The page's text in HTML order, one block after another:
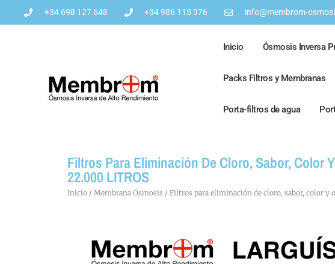
+34 698 127 648 +34 986 115 376 info@membrom-
Inicio Ósmosis Inversa
Packs Filtros y Membranas
Porta-filtros de agua
Filtros Para Eliminación De Cloro, Sabor, Color
22.000 LITROS
Inicio / Membrana Ósmosis / Filtros para eliminación de cloro, sabor, color y